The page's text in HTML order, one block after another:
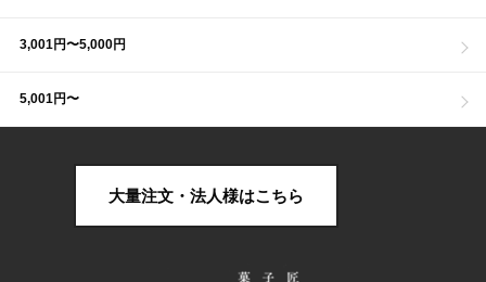
3,001円〜5,000円
5,001円〜
大量注文・法人様はこちら